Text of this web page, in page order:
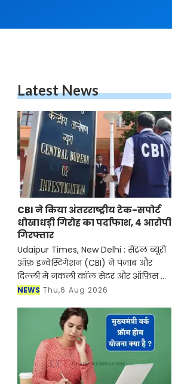
Latest News
CBI ने किया अंतरराष्ट्रीय टेक-सपोर्ट
धोखाधड़ी गिरोह का पर्दाफाश, 4 आरोपी
गिरफ्तार
Udaipur Times, New Delhi : सेंट्रल ब्यूरो
ऑफ़ इन्वेस्टिगेशन (CBI) ने पंजाब और
दिल्ली में नकली कॉल सेंटर और ऑफ़िस के
ज़रिए चल रहे एक बड़े इंटरनेशनल टेक-
NEWS Thu,6 Aug 2026